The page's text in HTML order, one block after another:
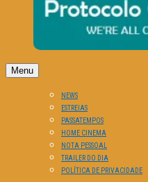
Menu
NEWS
ESTREIAS
PASSATEMPOS
HOME CINEMA
NOTA PESSOAL
TRAILER DO DIA
POLÍTICA DE PRIVACIDADE